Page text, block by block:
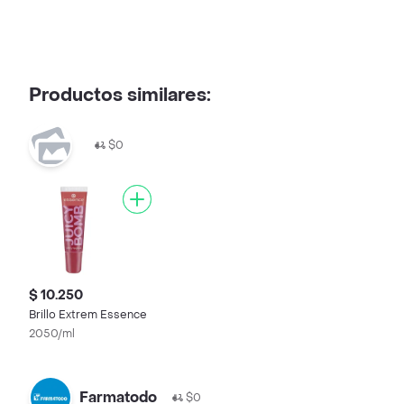
Productos similares:
$0
$ 10.250
Brillo Extrem Essence
2050/ml
Farmatodo $0